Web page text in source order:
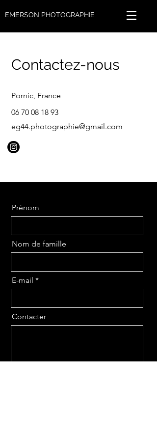
EMERSON PHOTOGRAPHIE
Contactez-nous
Pornic, France
06 70 08 18 93
eg44.photographie@gmail.com
Prénom
Nom de famille
E-mail
Contacter